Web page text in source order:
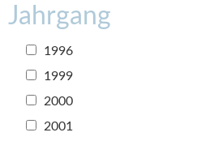
Jahrgang
1996
1999
2000
2001